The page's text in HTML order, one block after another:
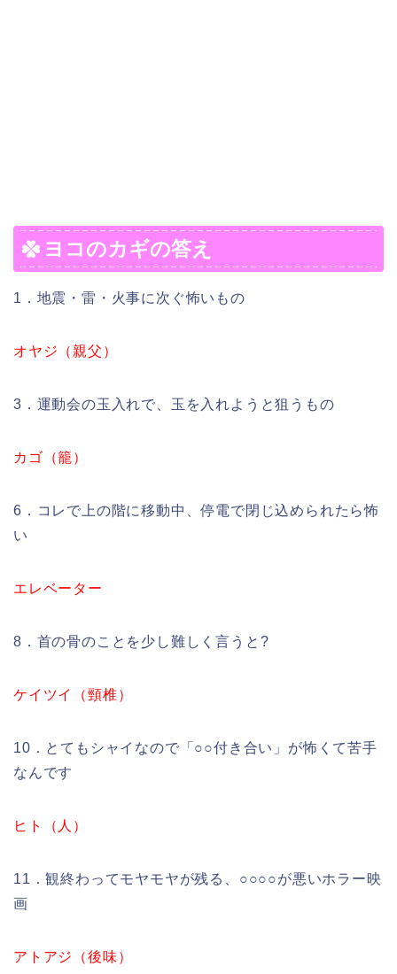
ヨコのカギの答え
1．地震・雷・火事に次ぐ怖いもの
オヤジ（親父）
3．運動会の玉入れで、玉を入れようと狙うもの
カゴ（籠）
6．コレで上の階に移動中、停電で閉じ込められたら怖
い
エレベーター
8．首の骨のことを少し難しく言うと?
ケイツイ（頸椎）
10．とてもシャイなので「○○付き合い」が怖くて苦手
なんです
ヒト（人）
11．観終わってモヤモヤが残る、○○○○が悪いホラー映
画
アトアジ（後味）